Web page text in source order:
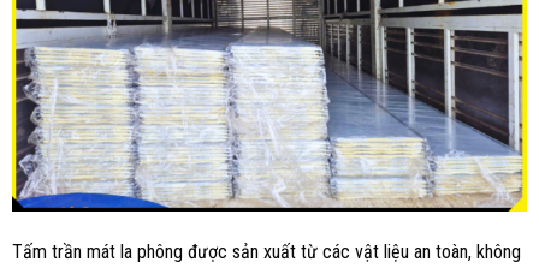
Tấm trần mát la phông được sản xuất từ các vật liệu an toàn, không